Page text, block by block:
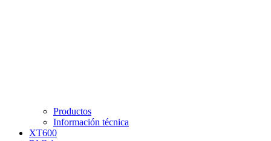
Productos
Información técnica
XT600